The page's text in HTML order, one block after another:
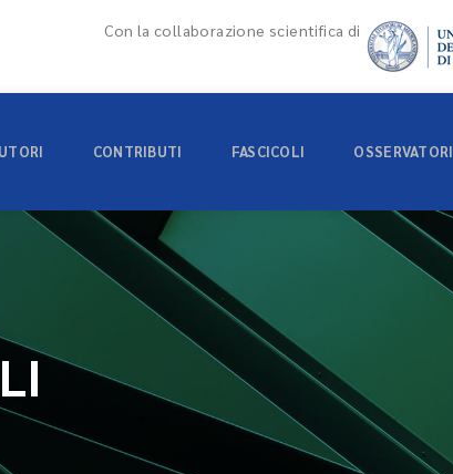
Con la collaborazione scientifica di
CONTRIBUTI FASCICOLI OSSERVATORI